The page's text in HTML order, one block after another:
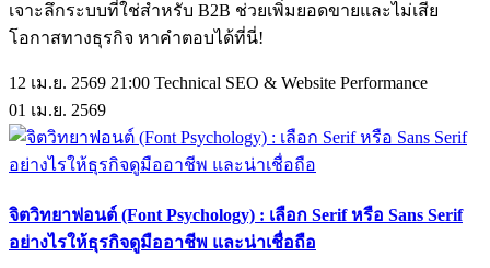
เจาะลึกระบบที่ใช่สำหรับ B2B ช่วยเพิ่มยอดขายและไม่เสีย
โอกาสทางธุรกิจ หาคำตอบได้ที่นี่!
12 เม.ย. 2569 21:00 Technical SEO & Website Performance
01 เม.ย. 2569
จิตวิทยาฟอนต์ (Font Psychology) : เลือก Serif หรือ Sans Serif
อย่างไรให้ธุรกิจดูมืออาชีพ และน่าเชื่อถือ